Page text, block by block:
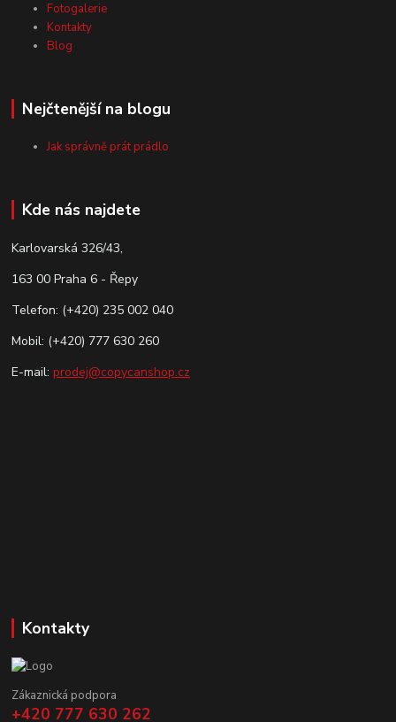
Fotogalerie
Kontakty
Blog
Nejčtenější na blogu
Jak správně prát prádlo
Kde nás najdete
Karlovarská 326/43,
163 00 Praha 6 - Řepy
Telefon: (+420) 235 002 040
Mobil: (+420) 777 630 260
E-mail: prodej@copycanshop.cz
Kontakty
Zákaznická podpora
+420 777 630 262